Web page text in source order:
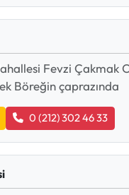
Fevzi Çakmak
Böreğin çaprazında
0 (212) 302 46 33